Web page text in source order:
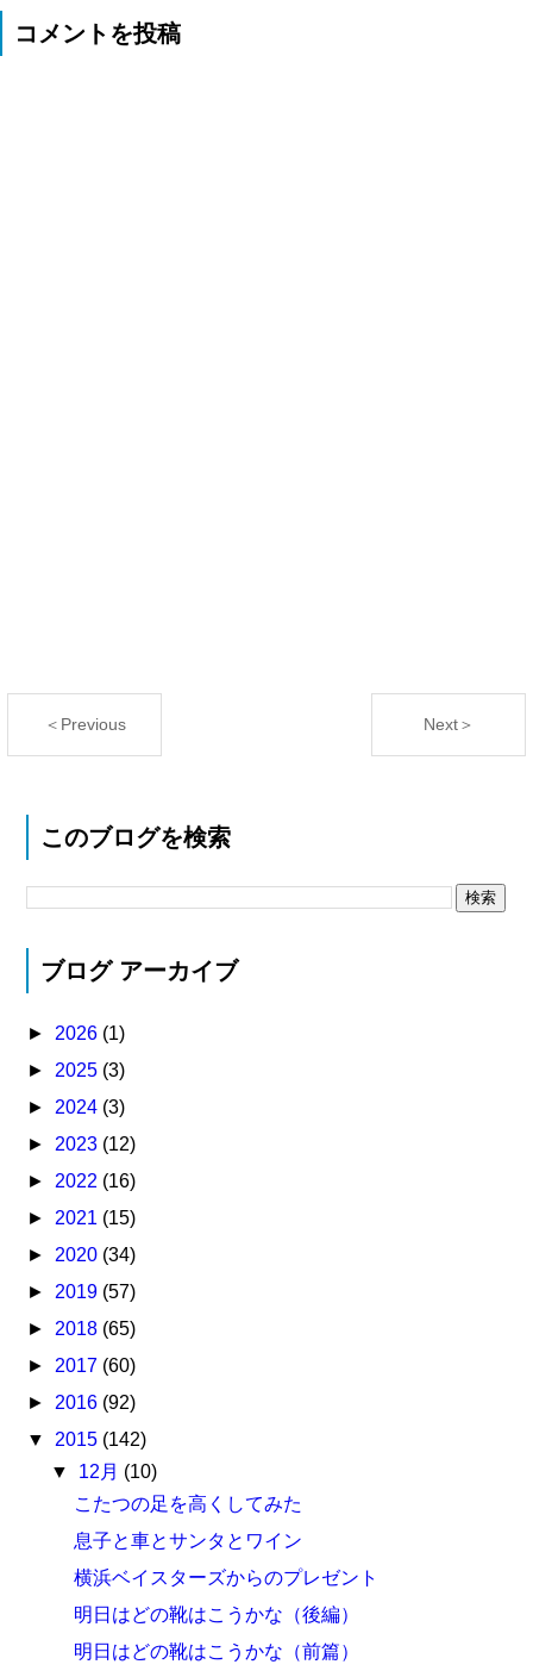
コメントを投稿
＜Previous Next＞
このブログを検索
ブログ アーカイブ
► 2026 (1)
► 2025 (3)
► 2024 (3)
► 2023 (12)
► 2022 (16)
► 2021 (15)
► 2020 (34)
► 2019 (57)
► 2018 (65)
► 2017 (60)
► 2016 (92)
▼ 2015 (142)
▼ 12月 (10)
こたつの足を高くしてみた
息子と車とサンタとワイン
横浜ベイスターズからのプレゼント
明日はどの靴はこうかな（後編）
明日はどの靴はこうかな（前篇）